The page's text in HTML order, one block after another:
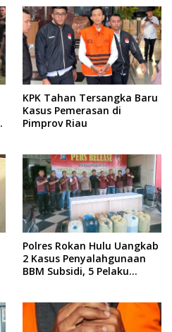
KPK Tahan Tersangka Baru
Kasus Pemerasan di
Pimprov Riau
Polres Rokan Hulu Uangkab
2 Kasus Penyalahgunaan
BBM Subsidi, 5 Pelaku